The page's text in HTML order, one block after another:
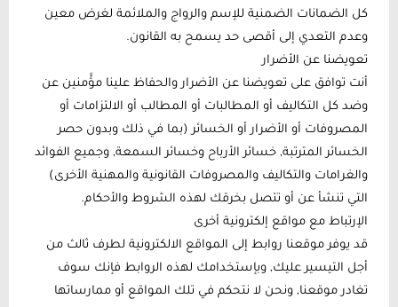
كل الضمانات الضمنية للإسم والرواج والملائمة لغرض معين
وعدم التعدي إلى أقصى حد يسمح به القانون.
تعويضنا عن الأضرار
أنت توافق على تعويضنا عن الأضرار والحفاظ علينا مؤَّمنين عن
وضد كل التكاليف أو المطالبات أو المطالب أو الالتزامات أو
المصروفات أو الأضرار أو الخسائر (بما في ذلك وبدون حصر
الخسائر المترتبة, خسائر الأرباح وخسائر السمعة, وجميع الفوائد
والغرامات والتكاليف والمصروفات القانونية والمهنية الأخرى)
التي تنشأ عن أو تتصل بخرقك لهذه الشروط والأحكام.
الإرتباط مع مواقع إلكترونية أخرى
قد يوفر موقعنا روابط إلى المواقع الالكترونية لطرف ثالث من
أجل التيسير عليك, وبإستخدامك لهذه الروابط فإنك سوف
تغادر موقعنا, ونحن لا نتحكم في تلك المواقع أو ممارساتها